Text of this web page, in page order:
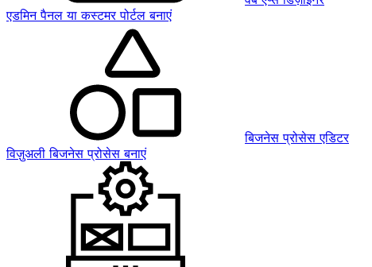
एडमिन पैनल या कस्टमर पोर्टल बनाएं
बिजनेस प्रोसेस एडिटर
विज़ुअली बिजनेस प्रोसेस बनाएं